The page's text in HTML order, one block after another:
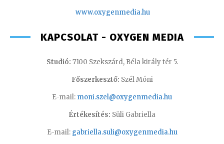
www.oxygenmedia.hu
KAPCSOLAT - OXYGEN MEDIA
Studió: 7100 Szekszárd, Béla király tér 5.
Főszerkesztő: Szél Móni
E-mail: moni.szel@oxygenmedia.hu
Értékesítés: Süli Gabriella
E-mail: gabriella.suli@oxygenmedia.hu